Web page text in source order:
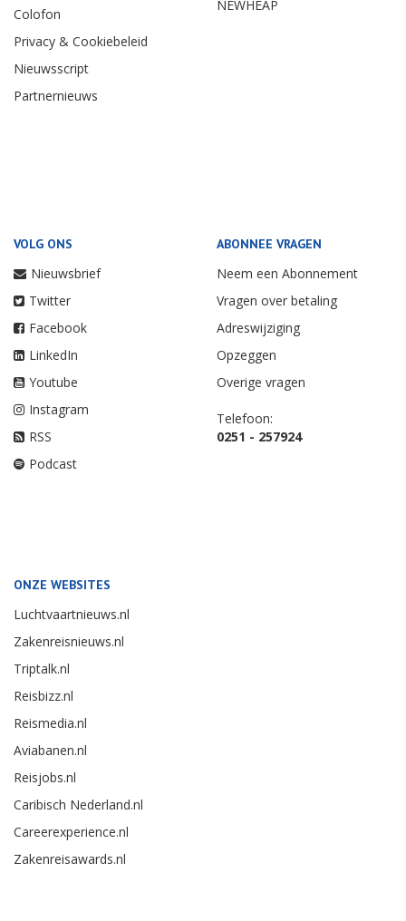
Colofon
Privacy & Cookiebeleid
Nieuwsscript
Partnernieuws
NEWHEAP
VOLG ONS
Nieuwsbrief
Twitter
Facebook
LinkedIn
Youtube
Instagram
RSS
Podcast
ABONNEE VRAGEN
Neem een Abonnement
Vragen over betaling
Adreswijziging
Opzeggen
Overige vragen
Telefoon:
0251 - 257924
ONZE WEBSITES
Luchtvaartnieuws.nl
Zakenreisnieuws.nl
Triptalk.nl
Reisbizz.nl
Reismedia.nl
Aviabanen.nl
Reisjobs.nl
Caribisch Nederland.nl
Careerexperience.nl
Zakenreisawards.nl